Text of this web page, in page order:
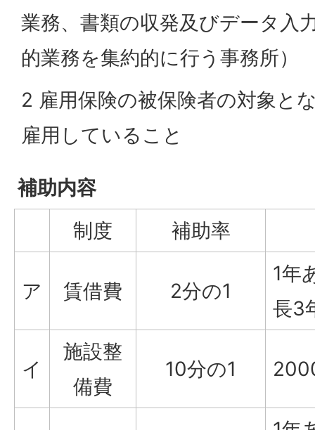
業務、書類の収発及びデータ入
的業務を集約的に行う事務所）
2 雇用保険の被保険者の対象と
雇用していること
補助内容
制度
補助率
ア 賃借費 2分の1
1年
長3
イ
施設整
備費
10分の1